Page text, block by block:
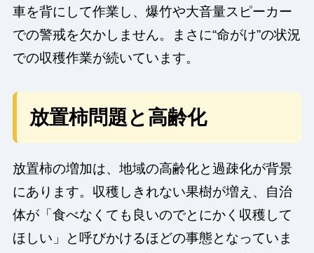
車を背にして作業し、爆竹や大音量スピーカー
での警戒を欠かしません。まさに“命がけ”の状況
での収穫作業が続いています。
放置柿問題と高齢化
放置柿の増加は、地域の高齢化と過疎化が背景
にあります。収穫しきれない果樹が増え、自治
体が「食べなくても良いのでとにかく収穫して
ほしい」と呼びかけるほどの事態となっていま